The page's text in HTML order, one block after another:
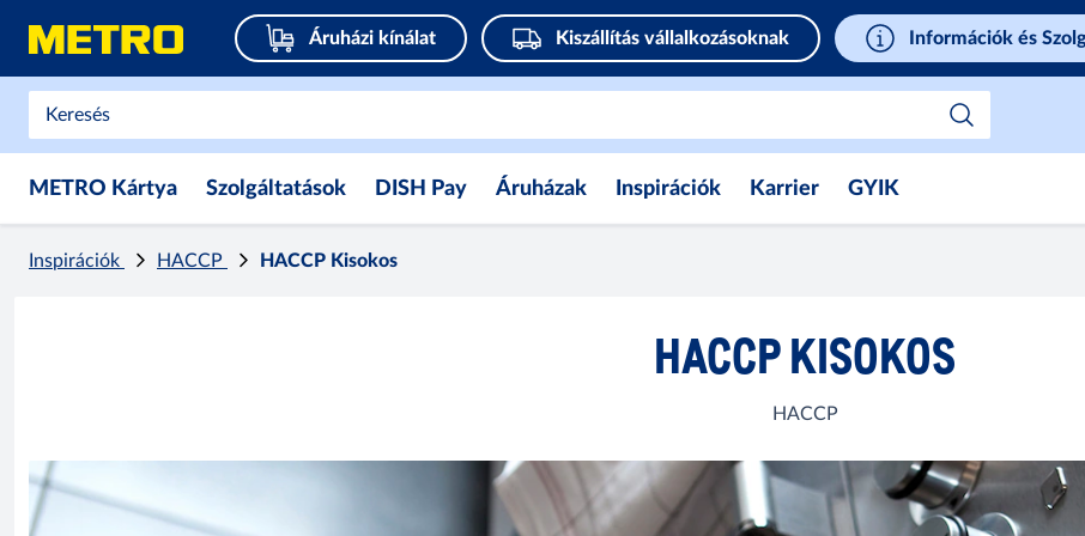
Áruházi kínálat Kiszállítás vállalkozásoknak Információk és
METRO Kártya Szolgáltatások DISH Pay Áruházak Inspirációk Karrier GYIK
Inspirációk HACCP HACCP Kisokos
HACCP KISOKOS
HACCP